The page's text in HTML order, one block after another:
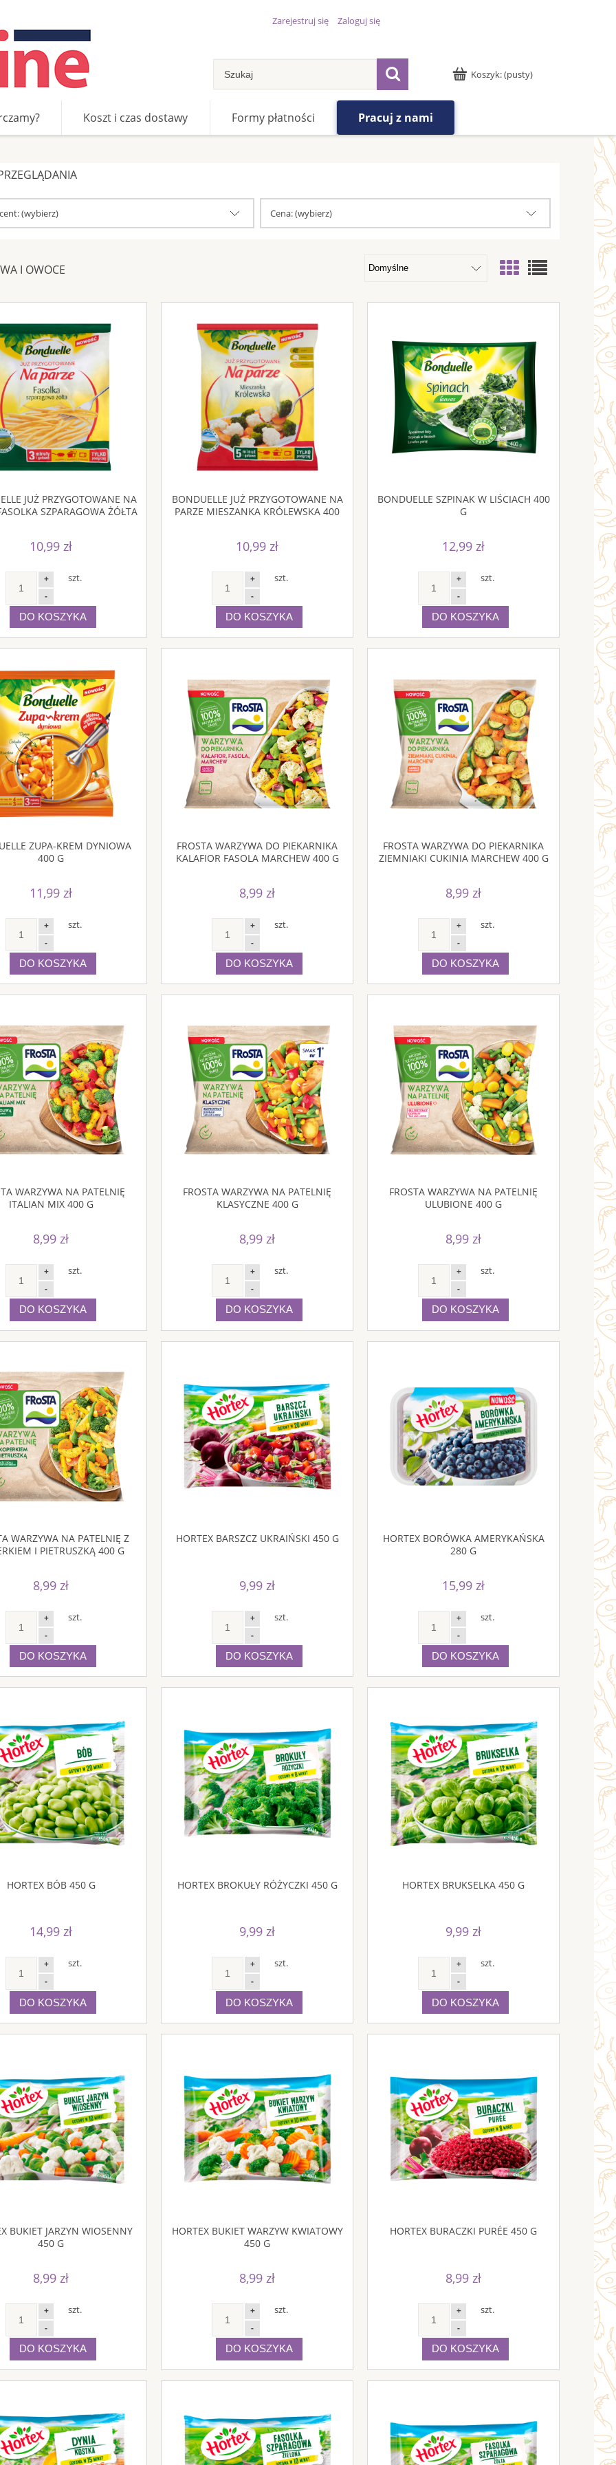
Koszyk:(pusty)
Zarejestruj się Zaloguj się
Koszt i czas dostawy Formy płatności Pracuj z nami
(wybierz) Cena: (wybierz)
I OWOCE
JUŻ PRZYGOTOWANE NA
SZPARAGOWA ŻÓŁTA
10,99 zł
+
-
szt.
DO KOSZYKA
BONDUELLE JUŻ PRZYGOTOWANE NA
PARZE MIESZANKA KRÓLEWSKA 400
10,99 zł
+
-
szt.
DO KOSZYKA
BONDUELLE SZPINAK W LIŚCIACH 400
G
12,99 zł
+
-
szt.
DO KOSZYKA
ZUPA-KREM DYNIOWA
400 G
11,99 zł
+
-
szt.
DO KOSZYKA
FROSTA WARZYWA DO PIEKARNIKA
KALAFIOR FASOLA MARCHEW 400 G
8,99 zł
+
-
szt.
DO KOSZYKA
FROSTA WARZYWA DO PIEKARNIKA
ZIEMNIAKI CUKINIA MARCHEW 400 G
8,99 zł
+
-
szt.
DO KOSZYKA
WARZYWA NA PATELNIĘ
ITALIAN MIX 400 G
8,99 zł
+
-
szt.
DO KOSZYKA
FROSTA WARZYWA NA PATELNIĘ
KLASYCZNE 400 G
8,99 zł
+
-
szt.
DO KOSZYKA
FROSTA WARZYWA NA PATELNIĘ
ULUBIONE 400 G
8,99 zł
+
-
szt.
DO KOSZYKA
WARZYWA NA PATELNIĘ Z
I PIETRUSZKĄ 400 G
8,99 zł
+
-
szt.
DO KOSZYKA
HORTEX BARSZCZ UKRAIŃSKI 450 G
9,99 zł
+
-
szt.
DO KOSZYKA
HORTEX BORÓWKA AMERYKAŃSKA
280 G
15,99 zł
+
-
szt.
DO KOSZYKA
HORTEX BÓB 450 G
14,99 zł
+
-
szt.
DO KOSZYKA
HORTEX BROKUŁY RÓŻYCZKI 450 G
9,99 zł
+
-
szt.
DO KOSZYKA
HORTEX BRUKSELKA 450 G
9,99 zł
+
-
szt.
DO KOSZYKA
BUKIET JARZYN WIOSENNY
450 G
8,99 zł
+
-
szt.
DO KOSZYKA
HORTEX BUKIET WARZYW KWIATOWY
450 G
8,99 zł
+
-
szt.
DO KOSZYKA
HORTEX BURACZKI PURÉE 450 G
8,99 zł
+
-
szt.
DO KOSZYKA